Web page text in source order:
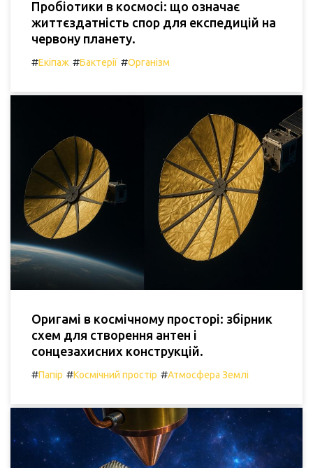
Пробіотики в космосі: що означає
життєздатність спор для експедицій на
червону планету.
#Екіпаж #Бактерії #Організм
Оригамі в космічному просторі: збірник
схем для створення антен і
сонцезахисних конструкцій.
#Папір #Космічний простір #Атмосфера Землі